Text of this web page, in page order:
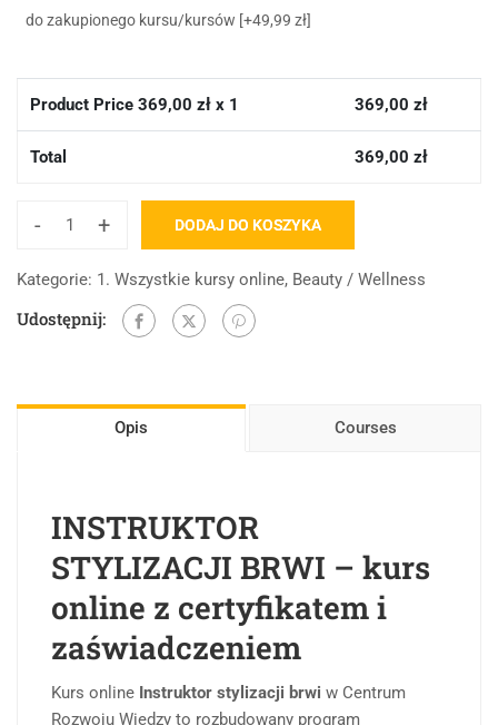
do zakupionego kursu/kursów [+49,99 zł]
Product Price369,00 zł x 1 369,00 zł
Total 369,00 zł
- + DODAJ DO KOSZYKA
Kategorie: 1. Wszystkie kursy online, Beauty / Wellness
Udostępnij:
Opis Courses
INSTRUKTOR
STYLIZACJI BRWI – kurs
online z certyfikatem i
zaświadczeniem
Kurs online Instruktor stylizacji brwi w Centrum
Rozwoju Wiedzy to rozbudowany program